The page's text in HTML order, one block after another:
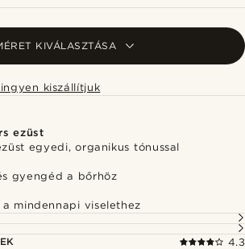
KIVÁLASZTÁSA
kiszállítjuk
ezüst
egyedi, organikus tónussal
gyengéd a bőrhöz
mindennapi viselethez
4.3